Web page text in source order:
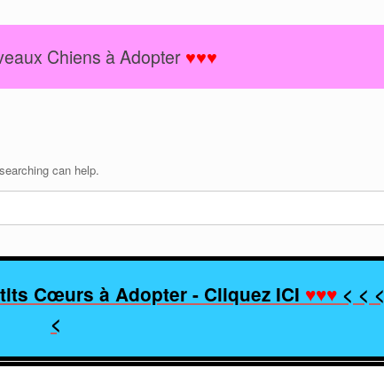
Chiens à Adopter ♥♥♥
can help.
Cœurs à Adopter - Cliquez ICI ♥♥♥< < <
<